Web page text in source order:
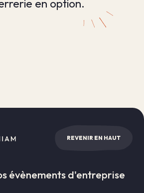
en option.
REVENIR EN HAUT
évènements d'entreprise